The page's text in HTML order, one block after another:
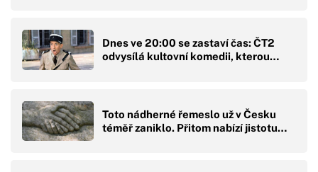
Dnes ve 20:00 se zastaví čas: ČT2
odvysílá kultovní komedii, kterou…
Toto nádherné řemeslo už v Česku
téměř zaniklo. Přitom nabízí jistotu…